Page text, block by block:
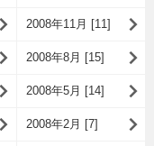
2008年11月 [11]
2008年8月 [15]
2008年5月 [14]
2008年2月 [7]